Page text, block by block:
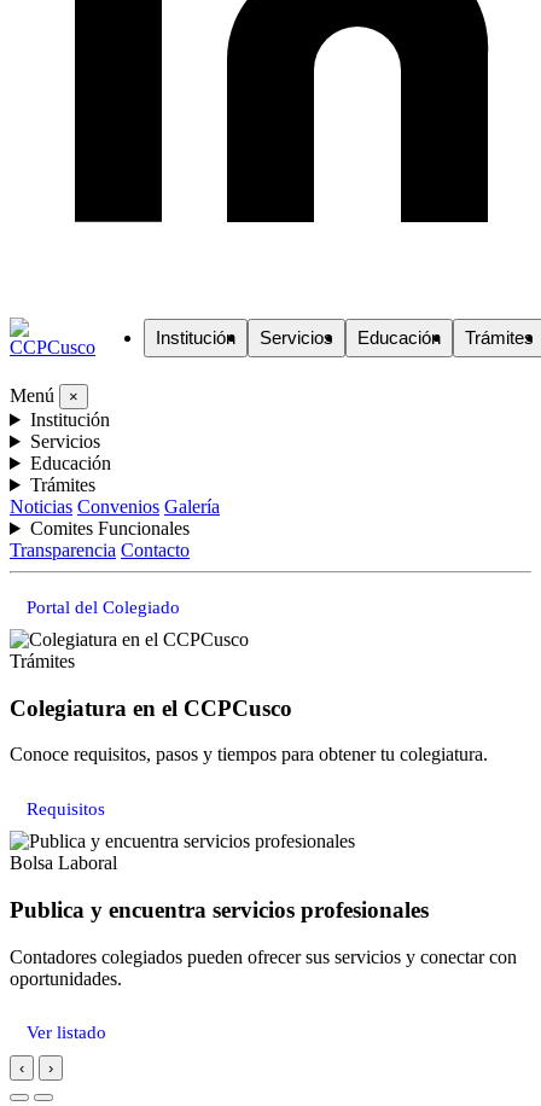
Institución Servicios Educación Trámites
Menú ×
Institución
Servicios
Educación
Trámites
Noticias Convenios Galería
Comites Funcionales
Transparencia Contacto
Portal del Colegiado
Trámites
Colegiatura en el CCPCusco
Conoce requisitos, pasos y tiempos para obtener tu colegiatura.
Requisitos
Bolsa Laboral
Publica y encuentra servicios profesionales
Contadores colegiados pueden ofrecer sus servicios y conectar con
oportunidades.
Ver listado
‹ ›